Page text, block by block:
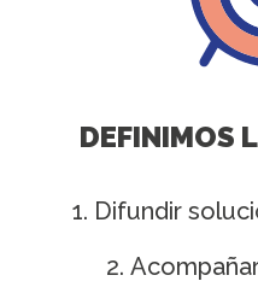
DEFINIMOS
Difundir